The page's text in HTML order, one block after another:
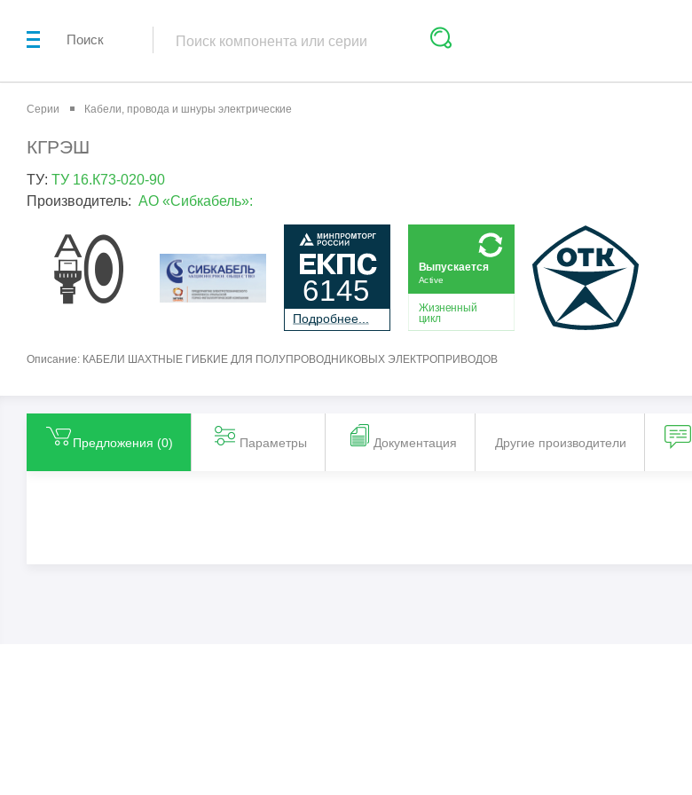
Поиск
Серии Кабели, провода и шнуры электрические
КГРЭШ
ТУ: ТУ 16.К73-020-90
Производитель: АО «Сибкабель»:
Подробнее...
6145
Жизненный
цикл
Active
Выпускается
Описание: КАБЕЛИ ШАХТНЫЕ ГИБКИЕ ДЛЯ ПОЛУПРОВОДНИКОВЫХ ЭЛЕКТРОПРИВОДОВ
Предложения (0) Параметры Документация Другие производители